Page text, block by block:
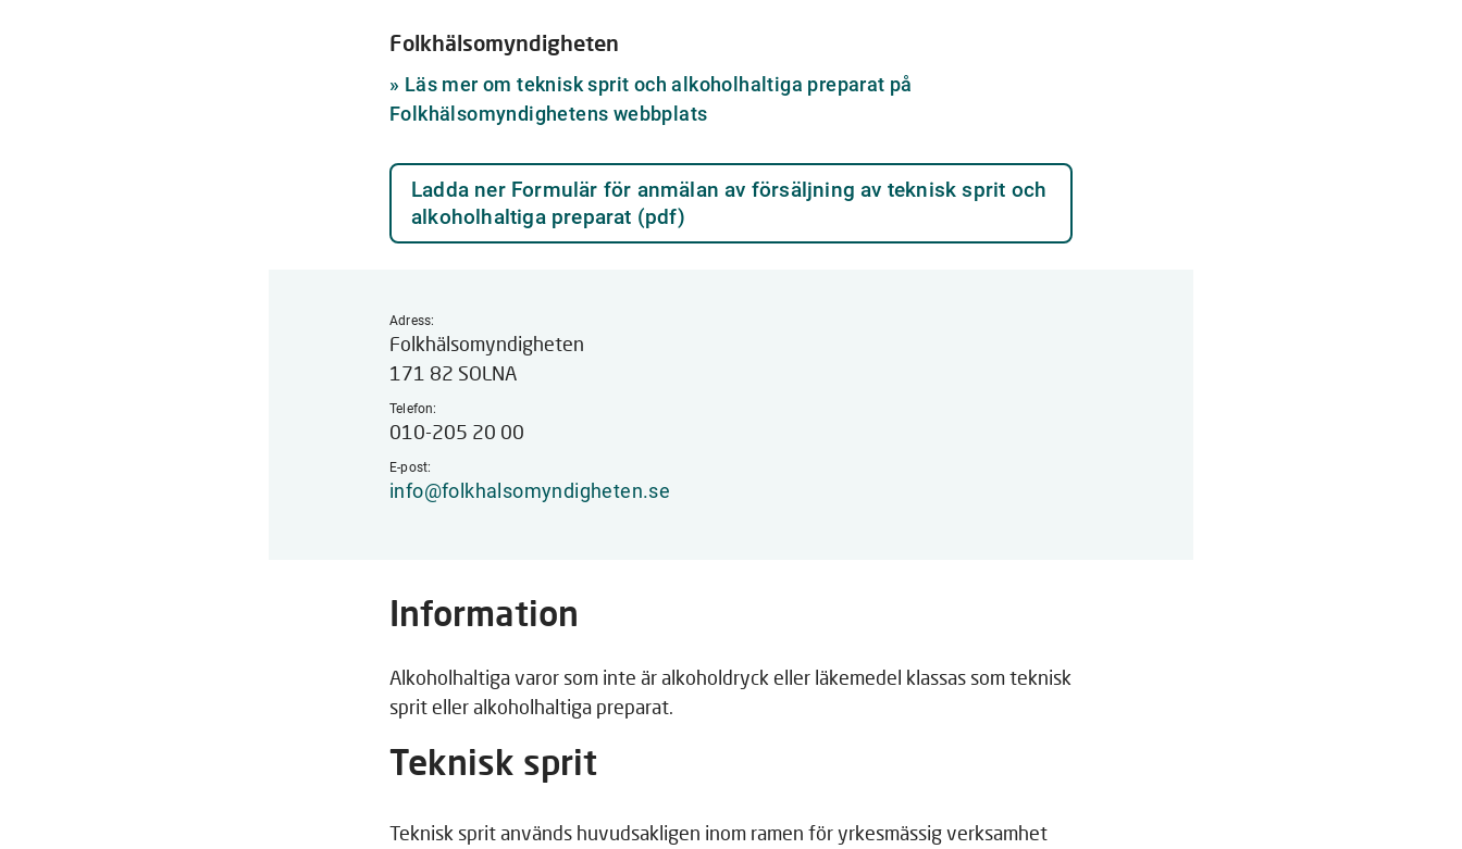
Folkhälsomyndigheten
» Läs mer om teknisk sprit och alkoholhaltiga preparat på
Folkhälsomyndighetens webbplatsLänk
annan
webbplats
Ladda ner Formulär för anmälan av försäljning av teknisk sprit och
alkoholhaltiga preparat (pdf)Länk
till
Adress:
Folkhälsomyndigheten
171 82 SOLNA
Telefon:
010-205 20 00
E-post:
info@folkhalsomyndigheten.se
Information
Alkoholhaltiga varor som inte är alkoholdryck eller läkemedel klassas som teknisk
sprit eller alkoholhaltiga preparat.
Teknisk sprit
Teknisk sprit används huvudsakligen inom ramen för yrkesmässig verksamhet